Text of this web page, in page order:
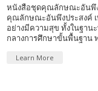
หนังสือชุดคุณลักษณะอันพึง
คุณลักษณะอันพึงประสงค์
อย่างมีความสุข ทั้งในฐาน
กลางการศึกษาขั้นพื้นฐาน
Learn More